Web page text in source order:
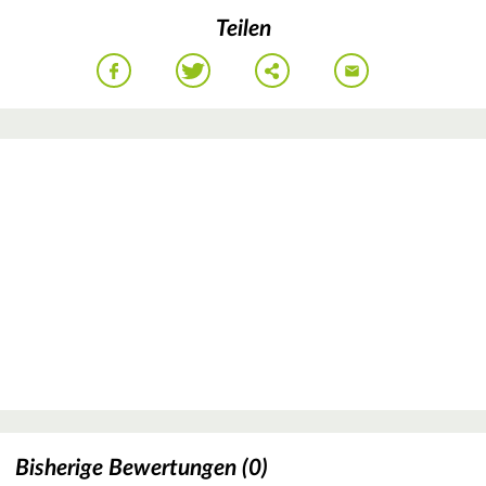
Teilen
Bisherige Bewertungen (0)